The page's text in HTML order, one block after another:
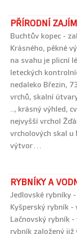
PŘÍRODNÍ
Buchtův kopec -
Krásného, pěkné
na svahu je plicní
leteckých
nedaleko Březin,
vrchů, skalní
.., krásný výhled,
nejvyšší vrchol
vrcholových skal u
výtvor…
RYBNÍKY A
Jedlovské rybníky
Kyšperský rybník -
Lačnovský rybník
rybník založený již